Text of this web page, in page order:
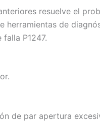
resuelve el
de
P1247.
de par apertura